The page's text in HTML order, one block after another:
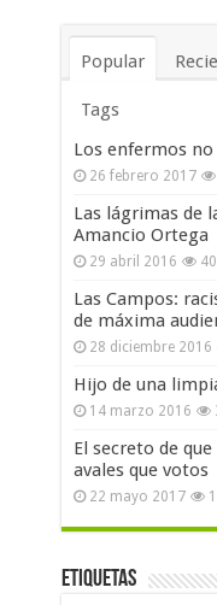
Popular
Tags
Los enfermos
26 febrero 2017
Las lágrimas de
Amancio Ortega
29 abril 2016
Las Campos:
de máxima
28 diciembre 2016
Hijo de una
14 marzo 2016
El secreto de
avales que votos
22 mayo 2017
Etiquetas